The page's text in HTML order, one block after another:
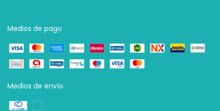
Medios de pago
Medios de envío